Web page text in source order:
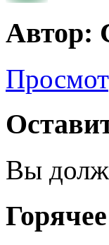
Автор:
Вы
Горячее